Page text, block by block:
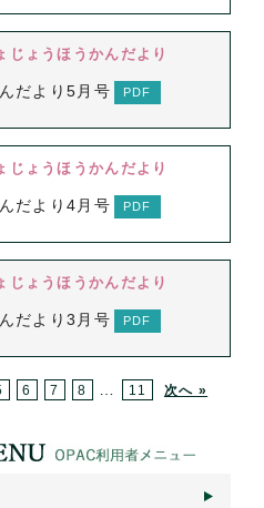
じょうほうかんだより
だより5月号
じょうほうかんだより
だより4月号
じょうほうかんだより
だより3月号
6 7 8 11 次へ »